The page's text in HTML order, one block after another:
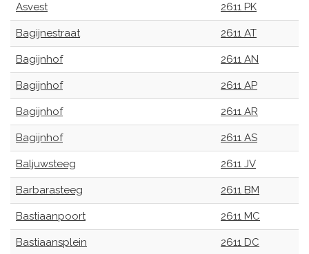
Asvest 2611 PK
Bagijnestraat 2611 AT
Bagijnhof 2611 AN
Bagijnhof 2611 AP
Bagijnhof 2611 AR
Bagijnhof 2611 AS
Baljuwsteeg 2611 JV
Barbarasteeg 2611 BM
Bastiaanpoort 2611 MC
Bastiaansplein 2611 DC